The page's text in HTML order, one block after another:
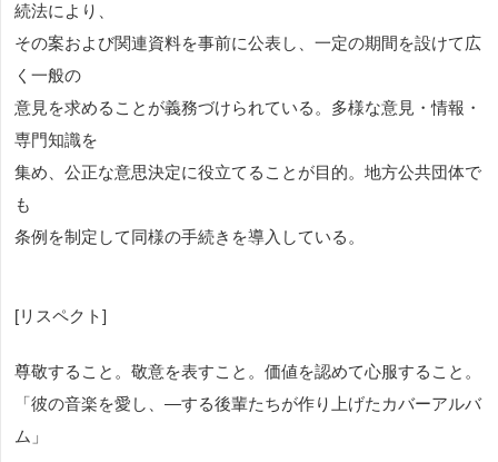
続法により、
その案および関連資料を事前に公表し、一定の期間を設けて広
く一般の
意見を求めることが義務づけられている。多様な意見・情報・
専門知識を
集め、公正な意思決定に役立てることが目的。地方公共団体で
も
条例を制定して同様の手続きを導入している。
[リスペクト]
尊敬すること。敬意を表すこと。価値を認めて心服すること。
「彼の音楽を愛し、―する後輩たちが作り上げたカバーアルバ
ム」